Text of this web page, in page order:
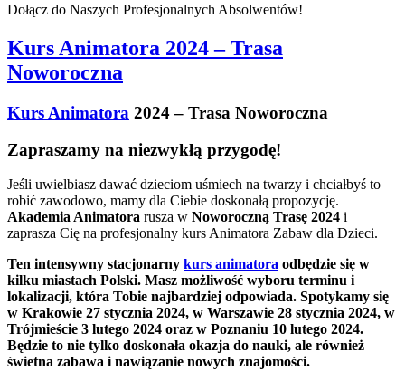
Dołącz do Naszych Profesjonalnych Absolwentów!
Kurs Animatora 2024 – Trasa
Noworoczna
Kurs Animatora 2024 – Trasa Noworoczna
Zapraszamy na niezwykłą przygodę!
Jeśli uwielbiasz dawać dzieciom uśmiech na twarzy i chciałbyś to
robić zawodowo, mamy dla Ciebie doskonałą propozycję.
Akademia Animatora rusza w Noworoczną Trasę 2024 i
zaprasza Cię na profesjonalny kurs Animatora Zabaw dla Dzieci.
Ten intensywny stacjonarny kurs animatora odbędzie się w
kilku miastach Polski. Masz możliwość wyboru terminu i
lokalizacji, która Tobie najbardziej odpowiada. Spotykamy się
w Krakowie 27 stycznia 2024, w Warszawie 28 stycznia 2024, w
Trójmieście 3 lutego 2024 oraz w Poznaniu 10 lutego 2024.
Będzie to nie tylko doskonała okazja do nauki, ale również
świetna zabawa i nawiązanie nowych znajomości.